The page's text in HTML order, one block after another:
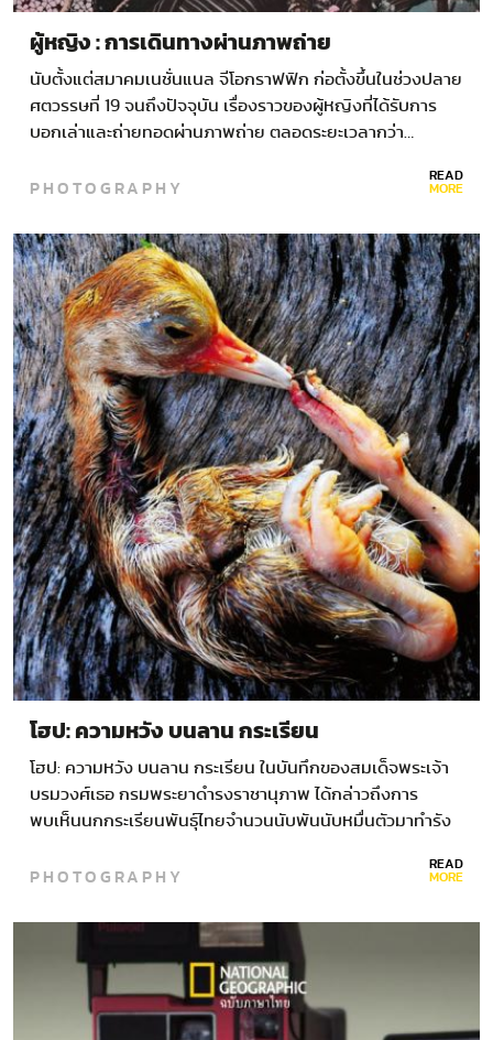
ผู้หญิง : การเดินทางผ่านภาพถ่าย
นับตั้งแต่สมาคมเนชั่นแนล จีโอกราฟฟิก ก่อตั้งขึ้นในช่วงปลาย
ศตวรรษที่ 19 จนถึงปัจจุบัน เรื่องราวของผู้หญิงที่ได้รับการ
บอกเล่าและถ่ายทอดผ่านภาพถ่าย ตลอดระยะเวลากว่า…
PHOTOGRAPHY READ
MORE
โฮป: ความหวัง บนลาน กระเรียน
โฮป: ความหวัง บนลาน กระเรียน ในบันทึกของสมเด็จพระเจ้า
บรมวงศ์เธอ กรมพระยาดำรงราชานุภาพ ได้กล่าวถึงการ
พบเห็นนกกระเรียนพันธุ์ไทยจำนวนนับพันนับหมื่นตัวมาทำรัง
PHOTOGRAPHY READ
MORE